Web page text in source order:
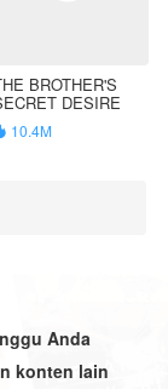
BROTHER'S
DESIRE
10.4M
Anda
konten lain